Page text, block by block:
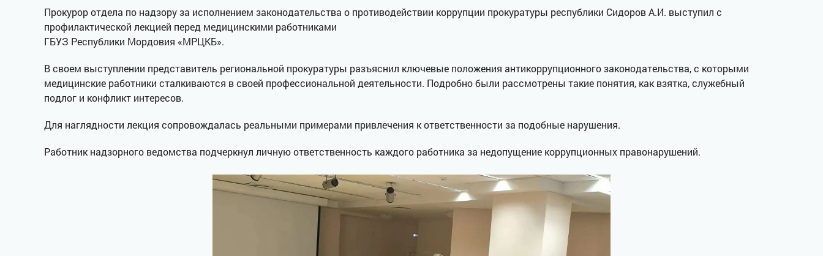
Прокурор отдела по надзору за исполнением законодательства о противодействии коррупции прокуратуры республики Сидоров А.И. выступил с
профилактической лекцией перед медицинскими работниками
ГБУЗ Республики Мордовия «МРЦКБ».
В своем выступлении представитель региональной прокуратуры разъяснил ключевые положения антикоррупционного законодательства, с которыми
медицинские работники сталкиваются в своей профессиональной деятельности. Подробно были рассмотрены такие понятия, как взятка, служебный
подлог и конфликт интересов.
Для наглядности лекция сопровождалась реальными примерами привлечения к ответственности за подобные нарушения.
Работник надзорного ведомства подчеркнул личную ответственность каждого работника за недопущение коррупционных правонарушений.